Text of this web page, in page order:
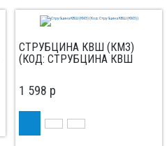
СТРУБЦИНА КВШ (КМЗ)
(КОД: СТРУБЦИНА КВШ
1 598 p